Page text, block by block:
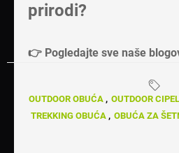
prirodi?
👉 Pogledajte sve naše
OUTDOOR OBUĆA , OUTDOOR
TREKKING OBUĆA , OBUĆA ZA